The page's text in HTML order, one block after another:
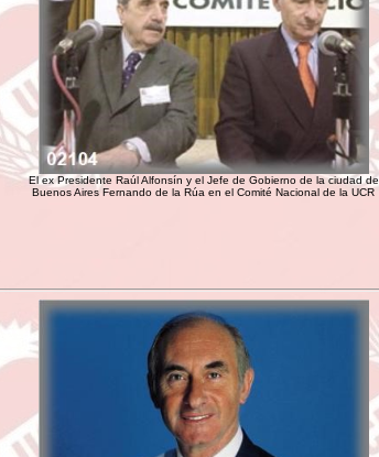
El ex Presidente Raúl Alfonsín y el Jefe de Gobierno de la ciudad de
Buenos Aires Fernando de la Rúa en el Comité Nacional de la UCR